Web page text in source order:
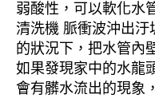
弱酸性，可以軟化水
清洗機 脈衝波沖出汙
的狀況下，把水管內
如果發現家中的水龍
會有髒水流出的現象